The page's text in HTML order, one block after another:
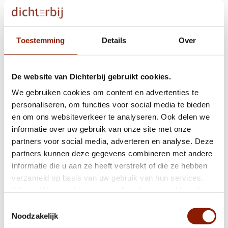
Toestemming Details Over
De website van Dichterbij gebruikt cookies.
We gebruiken cookies om content en advertenties te
personaliseren, om functies voor social media te bieden
en om ons websiteverkeer te analyseren. Ook delen we
informatie over uw gebruik van onze site met onze
partners voor social media, adverteren en analyse. Deze
partners kunnen deze gegevens combineren met andere
informatie die u aan ze heeft verstrekt of die ze hebben
verzameld op basis van uw gebruik van hun services.
Op onzeprivacypagina
kunt u meer lezen over onze
Noodzakelijk
Dichterbij!
Dementietafel op 21 maart in Uden
Podcast over mensen met een verstandelijke
beperking en seksualiteit
Dichterbij ontvangt subsidie voor
implementatieproject interventie
‘Begeleiders in beeld’
Laat een waardering achter op Zorgkaart
Nederland